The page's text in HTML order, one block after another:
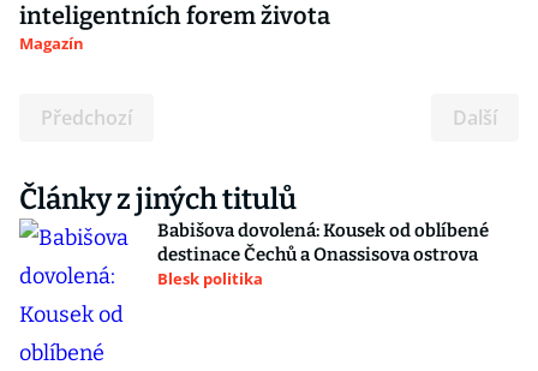
inteligentních forem života
Magazín
Předchozí Další
Články z jiných titulů
Babišova dovolená: Kousek od oblíbené
destinace Čechů a Onassisova ostrova
Blesk politika